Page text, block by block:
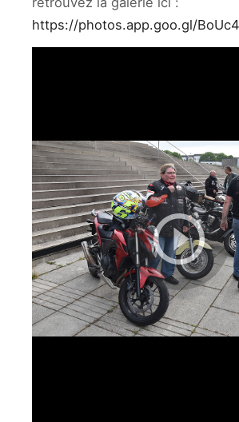
https://photos.app.goo.gl/